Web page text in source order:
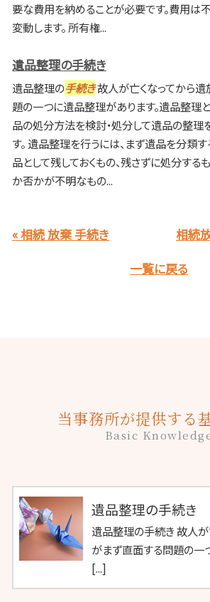
要な費用を納めることが必要です。費用は
変動します。 所有権...
遺品整理の手続き
遺品整理の手続き故人が亡くなってから
題の一つに遺品整理があります。遺品整理
品の処分方法を検討・処分して遺品の整理
す。 遺品整理を行うには、まず遺品を分類
品として残しておくもの、残さずに処分する
か否かが不明なもの...
« 相続 放棄 手続き
相続
一覧に戻る
当事務所が提供する
Basic
遺品整理の手続き
遺品整理の手続き 故人
がまず直面する問題の一
[...]